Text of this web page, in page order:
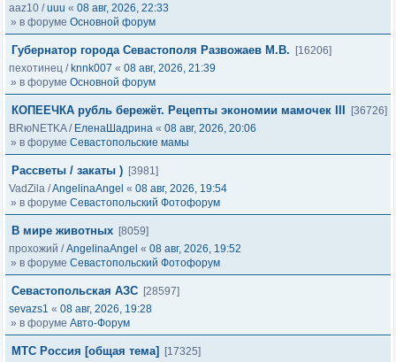
aaz10 /uuu « 08 авг, 2026, 22:33
» в форуме Основной форум
Губернатор города Севастополя Развожаев М.В.
[16206]
пехотинец / knnk007 « 08 авг, 2026, 21:39
» в форуме Основной форум
КОПЕЕЧКА рубль бережёт. Рецепты экономии мамочек III
[36726]
BRюNETKA/ ЕленаШадрина « 08 авг, 2026, 20:06
» в форуме Севастопольские мамы
Рассветы / закаты ) [3981]
VadZila /AngelinaAngel « 08 авг, 2026, 19:54
» в форуме Севастопольский Фотофорум
В мире животных [8059]
прохожий /AngelinaAngel « 08 авг, 2026, 19:52
» в форуме Севастопольский Фотофорум
Севастопольская АЗС [28597]
sevazs1 « 08 авг, 2026, 19:28
» в форуме Авто-Форум
МТС Россия [общая тема]
[17325]